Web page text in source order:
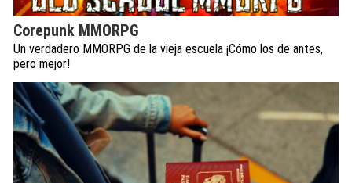
Corepunk MMORPG
Un verdadero MMORPG de la vieja escuela ¡Cómo los de antes,
pero mejor!